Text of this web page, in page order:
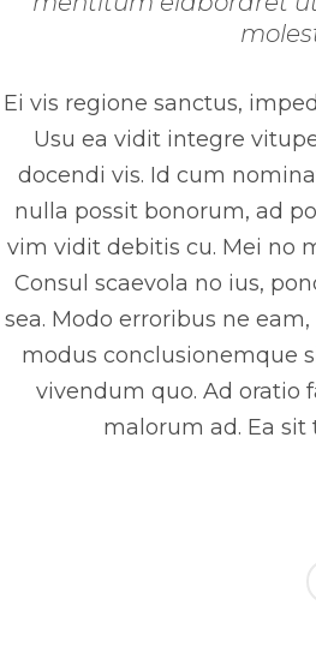
Ei vis regione sanctus,
Usu ea vidit integre
docendi vis. Id cum
nulla possit bonorum, ad
vim vidit debitis cu. Mei no
Consul scaevola no ius,
sea. Modo erroribus ne
modus conclusionemque
vivendum quo. Ad oratio
malorum ad. Ea